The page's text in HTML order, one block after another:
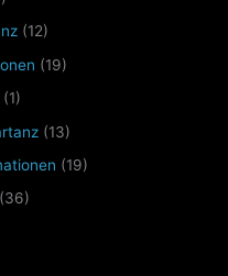
(12)
(19)
(1)
(13)
(19)
(36)